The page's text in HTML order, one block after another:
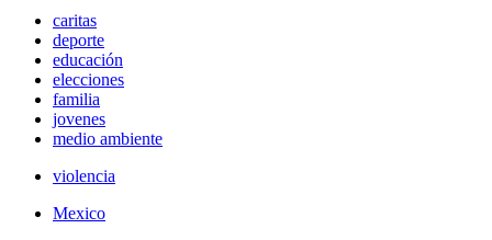
caritas
deporte
educación
elecciones
familia
jovenes
medio ambiente
violencia
Mexico